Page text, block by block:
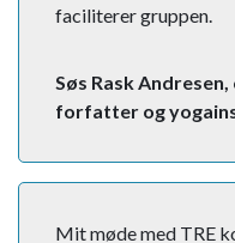
faciliterer gruppen.
Søs Rask
forfatter og
Mit møde med TRE